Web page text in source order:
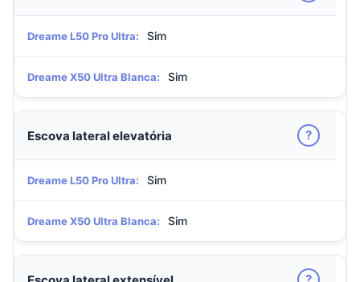
Dreame L50 Pro Ultra: Sim
Dreame X50 Ultra Blanca: Sim
Escova lateral elevatória ?
Dreame L50 Pro Ultra: Sim
Dreame X50 Ultra Blanca: Sim